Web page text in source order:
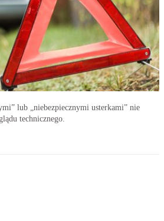
lub „niebezpiecznymi usterkami” nie
technicznego.